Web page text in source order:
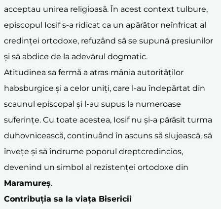
acceptau unirea religioasă. În acest context tulbure,
episcopul Iosif s-a ridicat ca un apărător neînfricat al
credinței ortodoxe, refuzând să se supună presiunilor
și să abdice de la adevărul dogmatic.
Atitudinea sa fermă a atras mânia autorităților
habsburgice și a celor uniți, care l-au îndepărtat din
scaunul episcopal și l-au supus la numeroase
suferințe. Cu toate acestea, Iosif nu și-a părăsit turma
duhovnicească, continuând în ascuns să slujească, să
învețe și să îndrume poporul dreptcredincios,
devenind un simbol al rezistenței ortodoxe din
Maramureș.
Contribuția sa la viața Bisericii